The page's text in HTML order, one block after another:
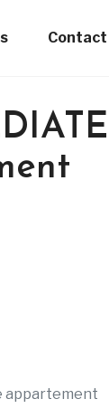
Contact
appartement